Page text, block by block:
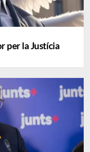
per la Justícia